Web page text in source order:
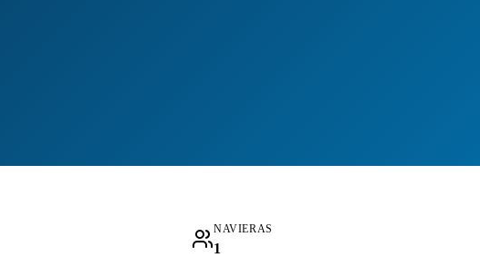
NAVIERAS
1